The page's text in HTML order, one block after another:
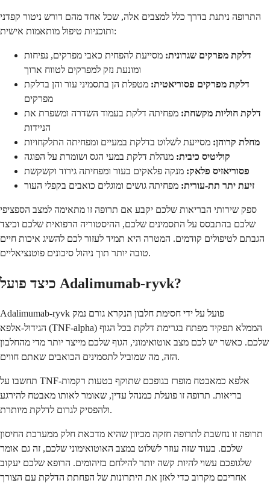
התרופה ניתנת בדרך כלל למצבים אלה, שכל אחד מהם דורש ניטור קפדני
ותוכניות טיפול מותאמות אישית:
דלקת מפרקים שגרונית: מסייעת להפחית כאבי מפרקים, נפיחות
ומונעת נזק למפרקים לטווח ארוך
דלקת מפרקים פסוריאטית: מטפלת הן בתסמיני עור והן בדלקת
מפרקים
דלקת חוליות מקשחת: מפחיתה דלקת בעמוד השדרה ומשפרת את
הניידות
מחלת קרוהן: מסייעת לשלוט בדלקת במעיים ומפחיתה התלקחויות
קוליטיס כיבית: מנהלת דלקת במעי הגס ושומרת על הפוגה
פסוריאזיס פלאק: מנקה פלאקים בעור ומפחיתה גירוד וקשקשת
זיעת יתר תת-עורית: מפחיתה גושים ומוגלים כואבים בקפלי העור
ספק שירותי הבריאות שלכם יקבע אם תרופה זו מתאימה למצב הספציפי
שלכם בהתבסס על התסמינים שלכם, ההיסטוריה הרפואית שלכם וכיצד
הגבתם לטיפולים קודמים. המטרה היא תמיד לעזור לכם להשיג איכות חיים
טובה יותר תוך ניהול סיכונים פוטנציאליים.
כיצד פועל Adalimumab-ryvk?
Adalimumab-ryvk פועל על ידי חסימת חלבון הנקרא גורם נמק
הגידול-אלפא (TNF-alpha) הממלא תפקיד מפתח בגרימת דלקת בכל הגוף
שלכם. כאשר יש לכם מצב אוטואימוני, הגוף שלכם מייצר יותר מדי מהחלבון
הזה, מה שמוביל לתסמינים הכואבים שאתם חווים.
תחשבו על TNF-אלפא כמאבטח מופרז בגופכם שתוקף בטעות רקמות
בריאות. תרופה זו פועלת כמנהל עדין, שאומר לאותו מאבטח להירגע
ולהפסיק לגרום לדלקת מיותרת.
תרופה זו נחשבת לתרופה חזקה מכיוון שהיא מדכאת חלק ממערכת החיסון
שלכם. בעוד שזה עוזר לשלוט במצב האוטואימוני שלכם, זה גם אומר
שלגופכם עשוי להיות קשה יותר להילחם בזיהומים. הרופא שלכם יעקוב
אחריכם מקרוב כדי לאזן את היתרונות של הפחתת הדלקת עם הצורך